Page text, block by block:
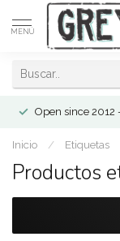
MENÚ
Open since 2012
Inicio / Etiquetas
Productos